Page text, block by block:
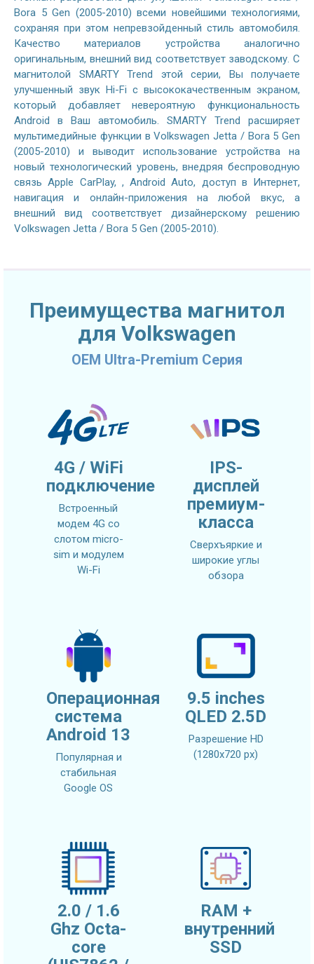
Bora 5 Gen (2005-2010) всеми новейшими технологиями,
сохраняя при этом непревзойденный стиль автомобиля.
Качество материалов устройства аналогично
оригинальным, внешний вид соответствует заводскому. С
магнитолой SMARTY Trend этой серии, Вы получаете
улучшенный звук Hi-Fi с высококачественным экраном,
который добавляет невероятную функциональность
Android в Ваш автомобиль. SMARTY Trend расширяет
мультимедийные функции в Volkswagen Jetta / Bora 5 Gen
(2005-2010) и выводит использование устройства на
новый технологический уровень, внедряя беспроводную
связь Apple CarPlay, , Android Auto, доступ в Интернет,
навигация и онлайн-приложения на любой вкус, а
внешний вид соответствует дизайнерскому решению
Volkswagen Jetta / Bora 5 Gen (2005-2010).
Преимущества магнитол
для Volkswagen
OEM Ultra-Premium Серия
4G / WiFi
подключение
Встроенный
модем 4G со
слотом micro-
sim и модулем
Wi-Fi
IPS-
дисплей
премиум-
класса
Сверхъяркие и
широкие углы
обзора
Операционная
система
Android 13
Популярная и
стабильная
Google OS
9.5 inches
QLED 2.5D
Разрешение HD
(1280х720 px)
2.0 / 1.6
Ghz Octa-
core
RAM +
внутренний
SSD